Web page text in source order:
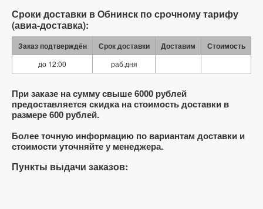
Сроки доставки в Обнинск по срочному тарифу
(авиа-доставка):
Заказ подтверждён Срок доставки Доставим Стоимость
до 12:00 раб.дня
При заказе на сумму свыше 6000 рублей
предоставляется скидка на стоимость доставки в
размере 600 рублей.
Более точную информацию по вариантам доставки и
стоимости уточняйте у менеджера.
Пункты выдачи заказов: